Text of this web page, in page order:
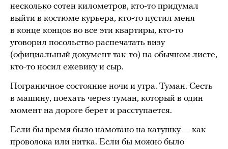
несколько сотен километров, кто-то придумал
выйти в костюме курьера, кто-то пустил меня
в конце концов во все эти квартиры, кто-то
уговорил посольство распечатать визу
(официальный документ так-то) на обычном листе,
кто-то носил ежевику и сыр.
Пограничное состояние ночи и утра. Туман. Сесть
в машину, поехать через туман, который в один
момент на дороге берет и расступается.
Если бы время было намотано на катушку — как
проволока или нитка. Если бы можно было